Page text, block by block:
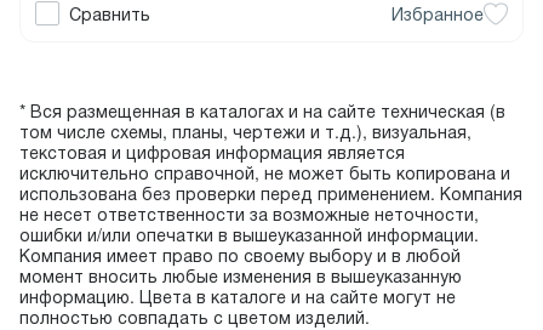
Сравнить Избранное
* Вся размещенная в каталогах и на сайте техническая (в
том числе схемы, планы, чертежи и т.д.), визуальная,
текстовая и цифровая информация является
исключительно справочной, не может быть копирована и
использована без проверки перед применением. Компания
не несет ответственности за возможные неточности,
ошибки и/или опечатки в вышеуказанной информации.
Компания имеет право по своему выбору и в любой
момент вносить любые изменения в вышеуказанную
информацию. Цвета в каталоге и на сайте могут не
полностью совпадать с цветом изделий.